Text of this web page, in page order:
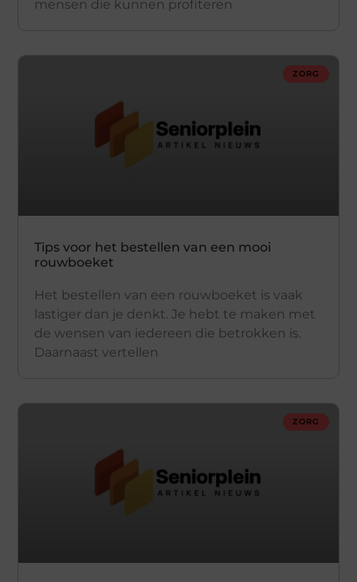
mensen die kunnen profiteren
ZORG
Tips voor het bestellen van een mooi
rouwboeket
Het bestellen van een rouwboeket is vaak
lastiger dan je denkt. Je hebt te maken met
de wensen van iedereen die betrokken is.
Daarnaast vertellen
ZORG